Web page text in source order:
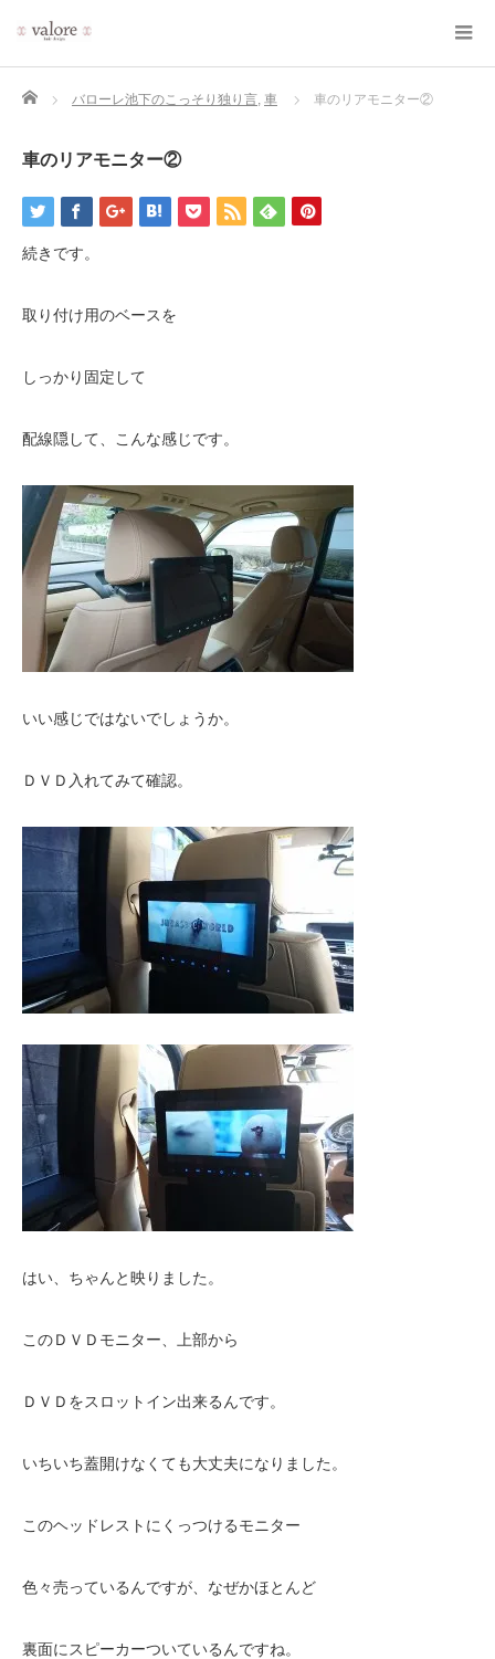
Home バローレ池下のこっそり独り言, 車 車のリアモニター②
車のリアモニター②
続きです。
取り付け用のベースを
しっかり固定して
配線隠して、こんな感じです。
いい感じではないでしょうか。
ＤＶＤ入れてみて確認。
はい、ちゃんと映りました。
このＤＶＤモニター、上部から
ＤＶＤをスロットイン出来るんです。
いちいち蓋開けなくても大丈夫になりました。
このヘッドレストにくっつけるモニター
色々売っているんですが、なぜかほとんど
裏面にスピーカーついているんですね。